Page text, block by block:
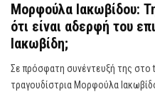
Μορφούλα Ιακωβίδου:
ότι είναι αδερφή του
Ιακωβίδη;
Σε πρόσφατη συνέντευξή της στο
τραγουδίστρια Μορφούλα